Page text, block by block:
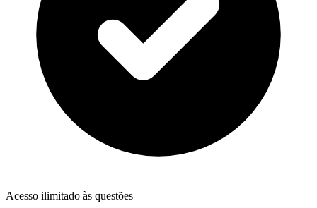
Acesso ilimitado às questões